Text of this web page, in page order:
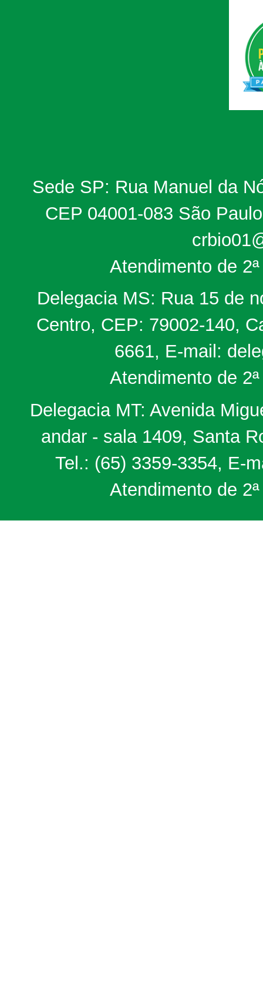
Sede SP: Rua Manuel da
CEP 04001-083 São
Atendimento de
Delegacia MS: Rua 15 de
Centro, CEP: 79002-140,
6661, E-mail:
Atendimento de
Delegacia MT: Avenida
andar - sala 1409, Santa
Tel.: (65) 3359-3354, E-
Atendimento de